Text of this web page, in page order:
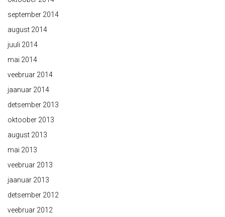
september 2014
august 2014
juuli 2014
mai 2014
veebruar 2014
jaanuar 2014
detsember 2013
oktoober 2013
august 2013
mai 2013
veebruar 2013
jaanuar 2013
detsember 2012
veebruar 2012